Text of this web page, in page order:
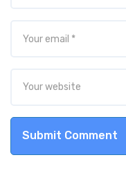
Submit Comment